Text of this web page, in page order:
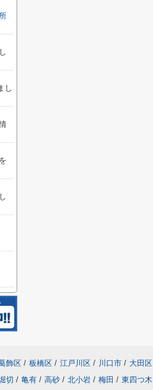
し
飾区 / 板橋区 / 江戸川区 / 川口市 / 大田区
切 / 亀有 / 高砂 / 北小岩 / 梅田 / 東四つ木